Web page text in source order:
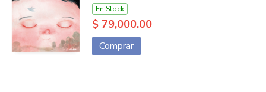
En Stock
$ 79,000.00
Comprar